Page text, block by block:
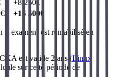
+8 250€
+16 500€
examen) est rentabilisé en
est valide 2 ans (Linux
sur cette période de